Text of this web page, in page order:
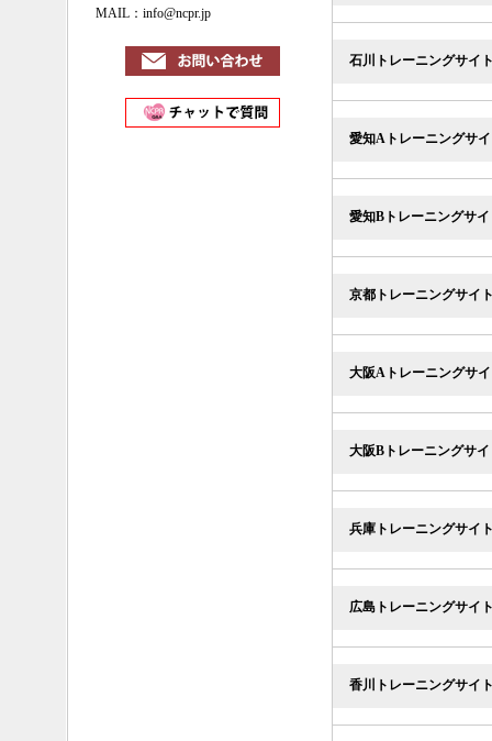
MAIL：info@ncpr.jp
石川トレーニングサイ
愛知Aトレーニングサ
愛知Bトレーニングサ
京都トレーニングサイ
大阪Aトレーニングサ
大阪Bトレーニングサ
兵庫トレーニングサイ
広島トレーニングサイ
香川トレーニングサイ